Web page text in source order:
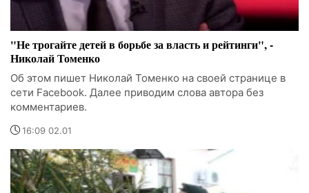
"Не трогайте детей в борьбе за власть и рейтинги", -
Николай Томенко
Об этом пишет Николай Томенко на своей странице в
сети Facebook. Далее приводим слова автора без
комментариев.
16:09 02.01